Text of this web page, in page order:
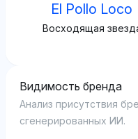
El Pollo Loco
Восходящая
Видимость бренда
Анализ присутствия
сгенерированных ИИ.